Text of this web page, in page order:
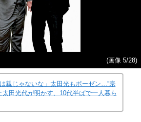
(画像 5/28)
は親じゃないな」太田光もボーゼン…“宗
太田光代が明かす、10代半ばで一人暮ら